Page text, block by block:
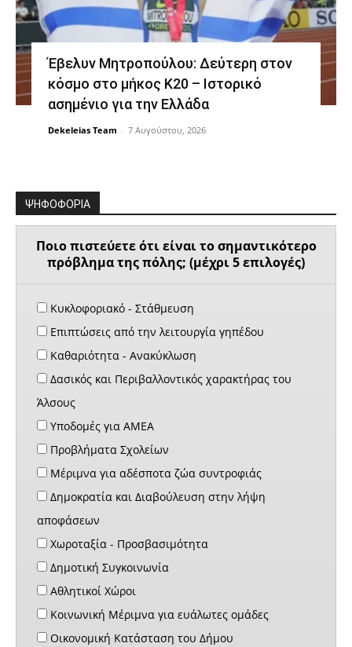
Έβελυν Μητροπούλου: Δεύτερη στον
κόσμο στο μήκος Κ20 – Ιστορικό
ασημένιο για την Ελλάδα
Dekeleias Team - 7 Αυγούστου, 2026
ΨΗΦΟΦΟΡΙΑ
Ποιο πιστεύετε ότι είναι το σημαντικότερο
πρόβλημα της πόλης; (μέχρι 5 επιλογές)
Κυκλοφοριακό - Στάθμευση
Επιπτώσεις από την λειτουργία γηπέδου
Καθαριότητα - Ανακύκλωση
Δασικός και Περιβαλλοντικός χαρακτήρας του
Άλσους
Υποδομές για ΑΜΕΑ
Προβλήματα Σχολείων
Μέριμνα για αδέσποτα ζώα συντροφιάς
Δημοκρατία και Διαβούλευση στην λήψη
αποφάσεων
Χωροταξία - Προσβασιμότητα
Δημοτική Συγκοινωνία
Αθλητικοί Χώροι
Κοινωνική Μέριμνα για ευάλωτες ομάδες
Οικονομική Κατάσταση του Δήμου